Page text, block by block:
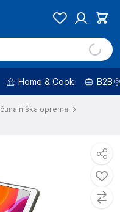
Home & Cook B2B
oprema